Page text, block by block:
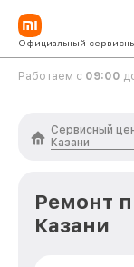
Официальный
Работаем с 09:00
Сервисный
Казани
Ремонт
Казани